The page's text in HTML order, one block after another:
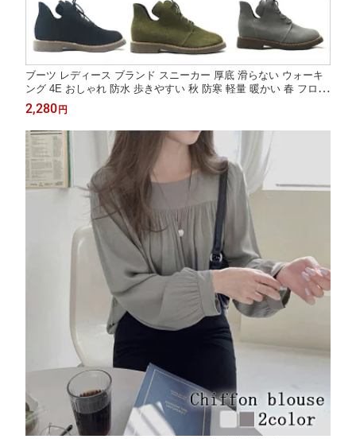
ブーツ レディース ブランド スニーカー 厚底 滑らない ウォーキ
ング 4E おしゃれ 防水 歩きやすい 秋 防寒 軽量 暖かい 春 フロン
ト 夏 冬 ローヒール レースアップ ロング 雨 ミドル丈 シューズ
軽い 兼用 きれいめ 撥水 ヒール ショート ミドル
2,280 円